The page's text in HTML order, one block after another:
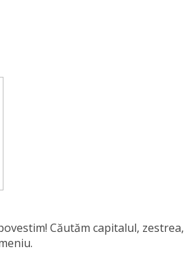
Căutăm capitalul, zestrea,